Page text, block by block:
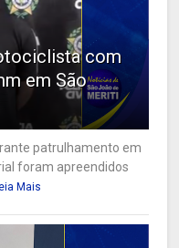
com
em São
patrulhamento em
foram apreendidos
Mais